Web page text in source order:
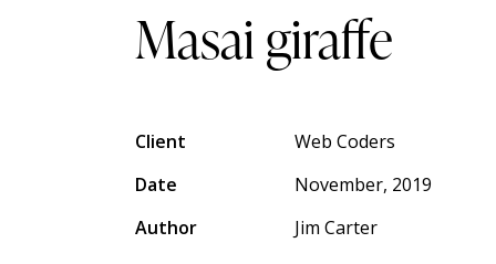
Masai giraffe
Client
Web Coders
Date
November, 2019
Author
Jim Carter